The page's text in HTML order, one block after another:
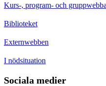
Kurs-, program- och
Biblioteket
Externwebben
I nödsituation
Sociala medier